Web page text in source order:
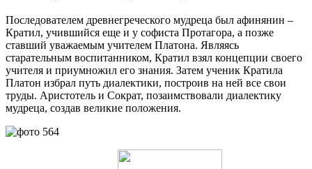
Последователем древнегреческого мудреца был афинянин –
Кратил, учившийся еще и у софиста Протагора, а позже
ставший уважаемым учителем Платона. Являясь
старательным воспитанником, Кратил взял концепции своего
учителя и приумножил его знания. Затем ученик Кратила
Платон избрал путь диалектики, построив на ней все свои
труды. Аристотель и Сократ, позаимствовали диалектику
мудреца, создав великие положения.